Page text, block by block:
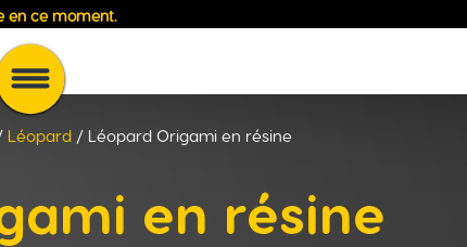
en ce moment.
Léopard / Léopard Origami en résine
en résine